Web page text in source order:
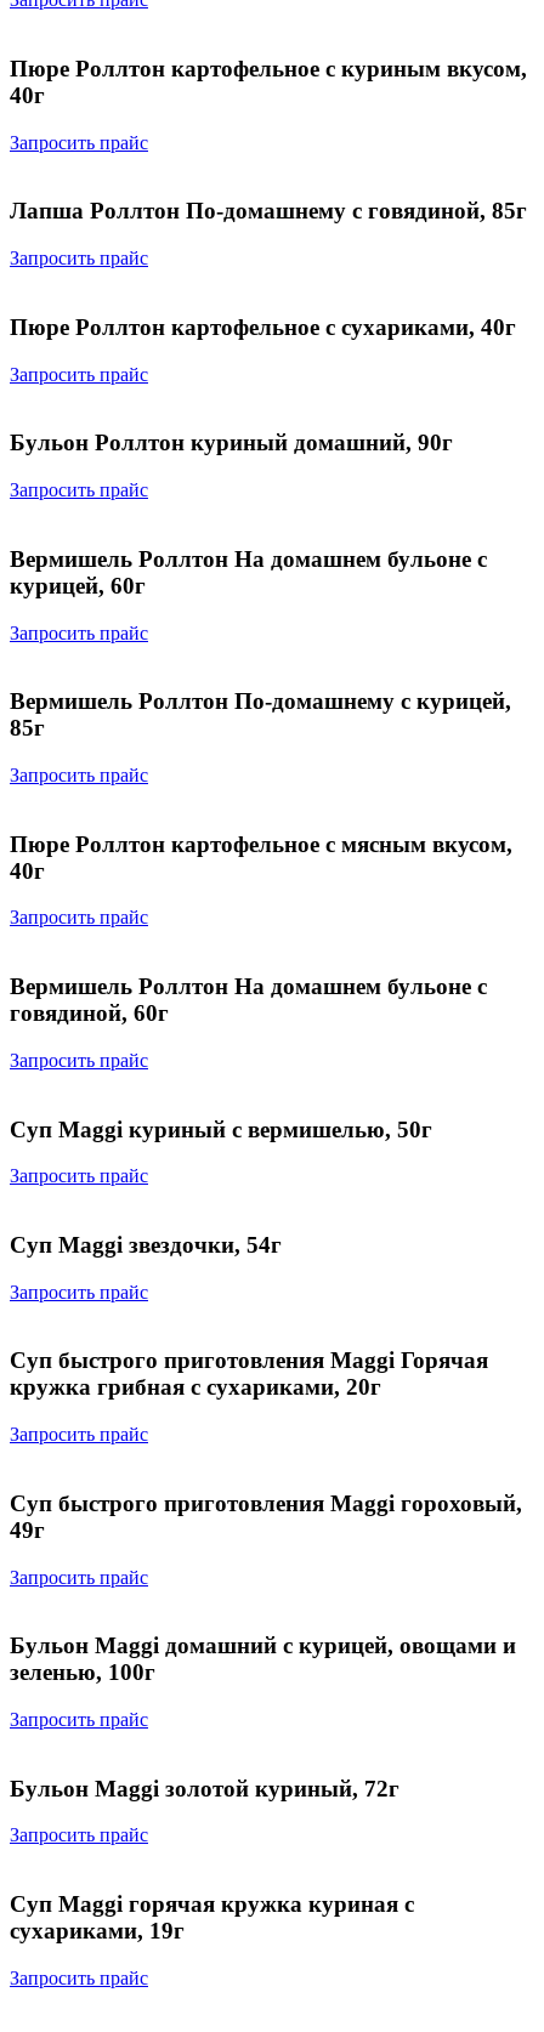
Пюре Роллтон картофельное с куриным вкусом,
40г
Запросить прайс
Лапша Роллтон По-домашнему с говядиной, 85г
Запросить прайс
Пюре Роллтон картофельное с сухариками, 40г
Запросить прайс
Бульон Роллтон куриный домашний, 90г
Запросить прайс
Вермишель Роллтон На домашнем бульоне с
курицей, 60г
Запросить прайс
Вермишель Роллтон По-домашнему с курицей,
85г
Запросить прайс
Пюре Роллтон картофельное с мясным вкусом,
40г
Запросить прайс
Вермишель Роллтон На домашнем бульоне с
говядиной, 60г
Запросить прайс
Суп Maggi куриный с вермишелью, 50г
Запросить прайс
Суп Maggi звездочки, 54г
Запросить прайс
Суп быстрого приготовления Maggi Горячая
кружка грибная с сухариками, 20г
Запросить прайс
Суп быстрого приготовления Maggi гороховый,
49г
Запросить прайс
Бульон Maggi домашний с курицей, овощами и
зеленью, 100г
Запросить прайс
Бульон Maggi золотой куриный, 72г
Запросить прайс
Суп Maggi горячая кружка куриная с
сухариками, 19г
Запросить прайс